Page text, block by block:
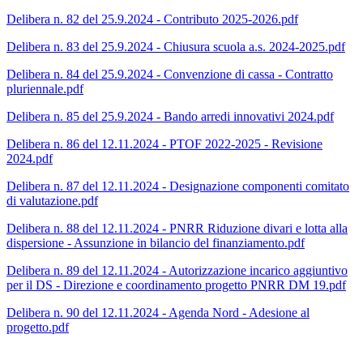
Delibera n. 82 del 25.9.2024 - Contributo 2025-2026.pdf
Delibera n. 83 del 25.9.2024 - Chiusura scuola a.s. 2024-2025.pdf
Delibera n. 84 del 25.9.2024 - Convenzione di cassa - Contratto
pluriennale.pdf
Delibera n. 85 del 25.9.2024 - Bando arredi innovativi 2024.pdf
Delibera n. 86 del 12.11.2024 - PTOF 2022-2025 - Revisione
2024.pdf
Delibera n. 87 del 12.11.2024 - Designazione componenti comitato
di valutazione.pdf
Delibera n. 88 del 12.11.2024 - PNRR Riduzione divari e lotta alla
dispersione - Assunzione in bilancio del finanziamento.pdf
Delibera n. 89 del 12.11.2024 - Autorizzazione incarico aggiuntivo
per il DS - Direzione e coordinamento progetto PNRR DM 19.pdf
Delibera n. 90 del 12.11.2024 - Agenda Nord - Adesione al
progetto.pdf